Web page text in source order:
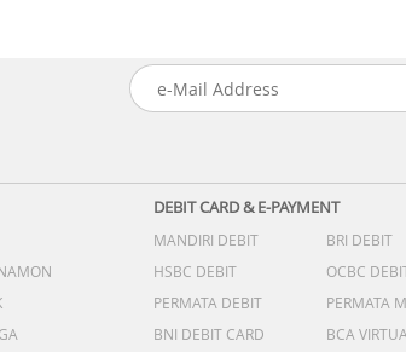
DEBIT CARD & E-PAYMENT
MANDIRI DEBIT BRI DEBIT
HSBC DEBIT
OCBC
PERMATA DEBIT
PERMATA
BNI DEBIT CARD
BCA